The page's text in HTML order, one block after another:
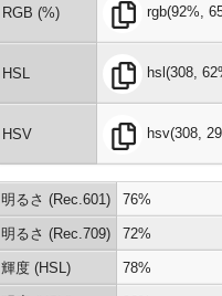
RGB (%) rgb(92%,
HSL hsl(308,
HSV hsv(308,
明るさ (Rec.601) 76%
明るさ (Rec.709) 72%
輝度 (HSL) 78%